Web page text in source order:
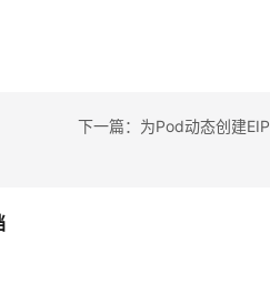
下一篇：为Pod动态创建EIP